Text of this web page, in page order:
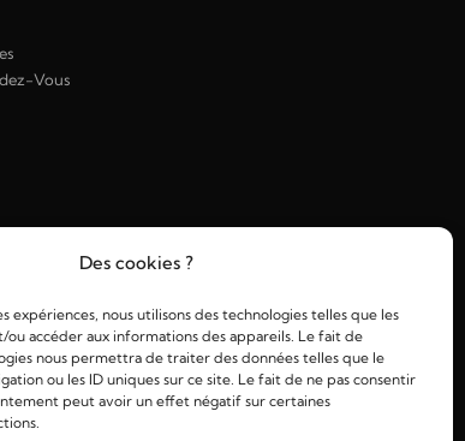
Des cookies ?
expériences, nous utilisons des technologies telles que les
accéder aux informations des appareils. Le fait de
nous permettra de traiter des données telles que le
ou les ID uniques sur ce site. Le fait de ne pas consentir
peut avoir un effet négatif sur certaines
Vous